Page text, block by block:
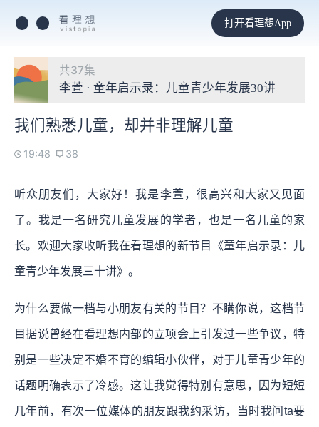
打开看理想App
共37集
李萱 · 童年启示录：儿童青少年发展30讲
我们熟悉儿童，却并非理解儿童
19:48 38
听众朋友们，大家好！我是李萱，很高兴和大家又见面
了。我是一名研究儿童发展的学者，也是一名儿童的家
长。欢迎大家收听我在看理想的新节目《童年启示录：儿
童青少年发展三十讲》。
为什么要做一档与小朋友有关的节目？不瞒你说，这档节
目据说曾经在看理想内部的立项会上引发过一些争议，特
别是一些决定不婚不育的编辑小伙伴，对于儿童青少年的
话题明确表示了冷感。这让我觉得特别有意思，因为短短
几年前，有次一位媒体的朋友跟我约采访，当时我问ta要